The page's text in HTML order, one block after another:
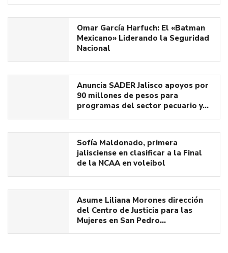
Omar García Harfuch: El «Batman
Mexicano» Liderando la Seguridad
Nacional
Anuncia SADER Jalisco apoyos por
90 millones de pesos para
programas del sector pecuario y…
Sofía Maldonado, primera
jalisciense en clasificar a la Final
de la NCAA en voleibol
Asume Liliana Morones dirección
del Centro de Justicia para las
Mujeres en San Pedro…